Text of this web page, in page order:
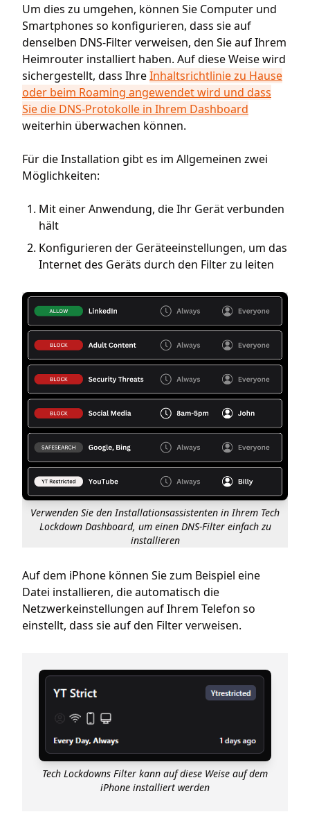
Um dies zu umgehen, können Sie Computer und
Smartphones so konfigurieren, dass sie auf
denselben DNS-Filter verweisen, den Sie auf Ihrem
Heimrouter installiert haben. Auf diese Weise wird
sichergestellt, dass IhreInhaltsrichtlinie zu Hause
oder beim Roaming angewendet wird und dass
Sie die DNS-Protokolle in Ihrem Dashboard
weiterhin überwachen können.
Für die Installation gibt es im Allgemeinen zwei
Möglichkeiten:
Mit einer Anwendung, die Ihr Gerät verbunden
hält
Konfigurieren der Geräteeinstellungen, um das
Internet des Geräts durch den Filter zu leiten
Verwenden Sie den Installationsassistenten in Ihrem Tech
Lockdown Dashboard, um einen DNS-Filter einfach zu
installieren
Auf dem iPhone können Sie zum Beispiel eine
Datei installieren, die automatisch die
Netzwerkeinstellungen auf Ihrem Telefon so
einstellt, dass sie auf den Filter verweisen.
Tech Lockdowns Filter kann auf diese Weise auf dem
iPhone installiert werden